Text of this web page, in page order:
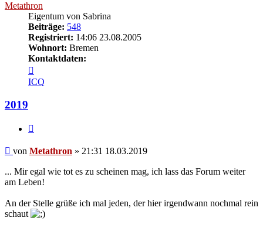
Metathron
Eigentum von Sabrina
Beiträge: 548
Registriert: 14:06 23.08.2005
Wohnort: Bremen
Kontaktdaten:
von
Metathron
ICQ
2019
Beitrag
von Metathron » 21:31 18.03.2019
... Mir egal wie tot es zu scheinen mag, ich lass das Forum weiter
am Leben!
An der Stelle grüße ich mal jeden, der hier irgendwann nochmal rein
schaut